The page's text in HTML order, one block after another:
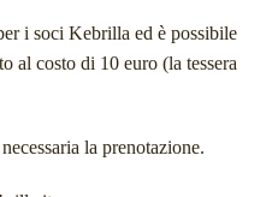
i soci Kebrilla ed è possibile
al costo di 10 euro (la tessera
la prenotazione.